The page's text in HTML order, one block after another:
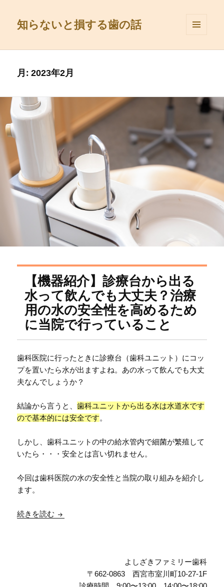
知らないと損する歯の話
ーとウ
月:2023年2月
【機器紹介】診療台から出る
水って飲んでも大丈夫？治療
用の水の安全性を高めるため
に当院で行っていること
歯科医院に行ったときに診療台（歯科ユニット）にコッ
プを置いたら水が出ますよね。あの水って飲んでも大丈
夫なんでしょうか？
結論から言うと、歯科ユニットから出る水は水道水です
ので基本的には安全です。
しかし、歯科ユニットの中の給水管内で細菌が繁殖して
いたら・・・安全とは言い切れません。
今回は歯科医院の水の安全性と当院の取り組みを紹介し
ます。
続きを読む 【機器紹介】診療台から出る水って飲んでも大
よしざきファミリー歯科
〒662-0863 西宮市室川町10-27-1F